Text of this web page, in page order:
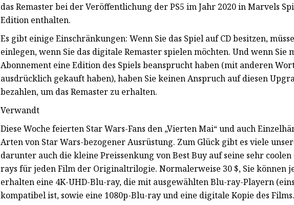
das Remaster bei der Veröffentlichung der PS5 im Jahr 2020 in Marvels
Edition enthalten.
Es gibt einige Einschränkungen: Wenn Sie das Spiel auf CD besitzen,
einlegen, wenn Sie das digitale Remaster spielen möchten. Und wenn Sie
Abonnement eine Edition des Spiels beansprucht haben (mit anderen
ausdrücklich gekauft haben), haben Sie keinen Anspruch auf diesen
bezahlen, um das Remaster zu erhalten.
Verwandt
Diese Woche feierten Star Wars-Fans den „Vierten Mai“ und auch
Arten von Star Wars-bezogener Ausrüstung. Zum Glück gibt es viele
darunter auch die kleine Preissenkung von Best Buy auf seine sehr
rays für jeden Film der Originaltrilogie. Normalerweise 30 $, Sie können
erhalten eine 4K-UHD-Blu-ray, die mit ausgewählten Blu-ray-Playern
kompatibel ist, sowie eine 1080p-Blu-ray und eine digitale Kopie des Films.